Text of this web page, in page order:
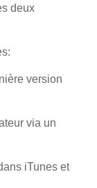
deux
version
via un
iTunes et